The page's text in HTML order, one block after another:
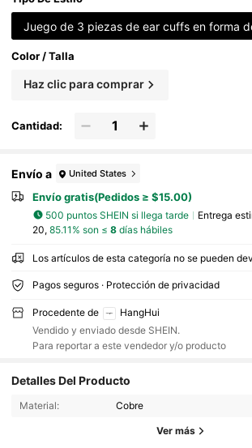
Juego de 3 piezas de ear cuffs en forma
Color / Talla
Haz clic para comprar
Cantidad:
Envío a United States
Envío gratis(Pedidos ≥ $15.00)
500 puntos SHEIN si llega tarde Entrega
20, 85.11% son ≤ 8días hábiles
Los artículos de esta categoría no se pueden
Pagos seguros · Protección de privacidad
Procedente de
HangHui
Vendido y enviado desde SHEIN.
Para reportar a este vendedor y/o producto
Detalles Del Producto
Material: Cobre
Ver más